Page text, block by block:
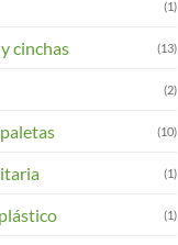
(1)
cinchas (13)
(2)
(10)
(1)
(1)